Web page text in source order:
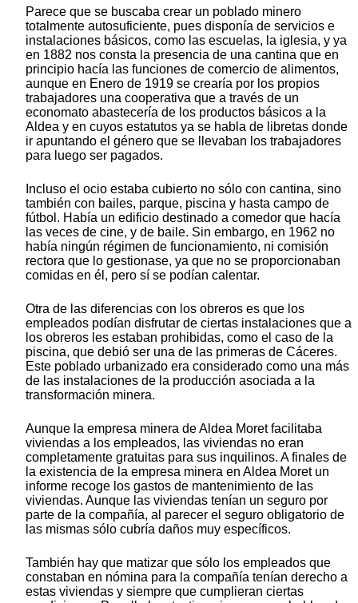
Parece que se buscaba crear un poblado minero
totalmente autosuficiente, pues disponía de servicios e
instalaciones básicos, como las escuelas, la iglesia, y ya
en 1882 nos consta la presencia de una cantina que en
principio hacía las funciones de comercio de alimentos,
aunque en Enero de 1919 se crearía por los propios
trabajadores una cooperativa que a través de un
economato abastecería de los productos básicos a la
Aldea y en cuyos estatutos ya se habla de libretas donde
ir apuntando el género que se llevaban los trabajadores
para luego ser pagados.
Incluso el ocio estaba cubierto no sólo con cantina, sino
también con bailes, parque, piscina y hasta campo de
fútbol. Había un edificio destinado a comedor que hacía
las veces de cine, y de baile. Sin embargo, en 1962 no
había ningún régimen de funcionamiento, ni comisión
rectora que lo gestionase, ya que no se proporcionaban
comidas en él, pero sí se podían calentar.
Otra de las diferencias con los obreros es que los
empleados podían disfrutar de ciertas instalaciones que a
los obreros les estaban prohibidas, como el caso de la
piscina, que debió ser una de las primeras de Cáceres.
Este poblado urbanizado era considerado como una más
de las instalaciones de la producción asociada a la
transformación minera.
Aunque la empresa minera de Aldea Moret facilitaba
viviendas a los empleados, las viviendas no eran
completamente gratuitas para sus inquilinos. A finales de
la existencia de la empresa minera en Aldea Moret un
informe recoge los gastos de mantenimiento de las
viviendas. Aunque las viviendas tenían un seguro por
parte de la compañía, al parecer el seguro obligatorio de
las mismas sólo cubría daños muy específicos.
También hay que matizar que sólo los empleados que
constaban en nómina para la compañía tenían derecho a
estas viviendas y siempre que cumplieran ciertas